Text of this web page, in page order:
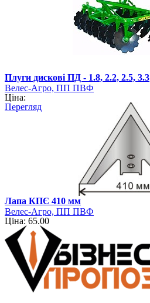
Плуги дискові ПД - 1.8, 2.2, 2.5, 3.3
Велес-Агро, ПП ПВФ
Ціна:
Перегляд
Лапа КПЄ 410 мм
Велес-Агро, ПП ПВФ
Ціна: 65.00